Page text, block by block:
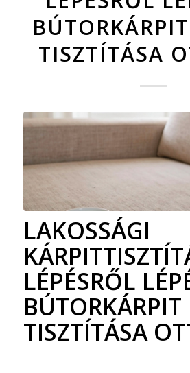
TISZTÍTÁSA
LAKOSSÁGI
LÉPÉSRŐL
BÚTORKÁRPIT
TISZTÍTÁSA